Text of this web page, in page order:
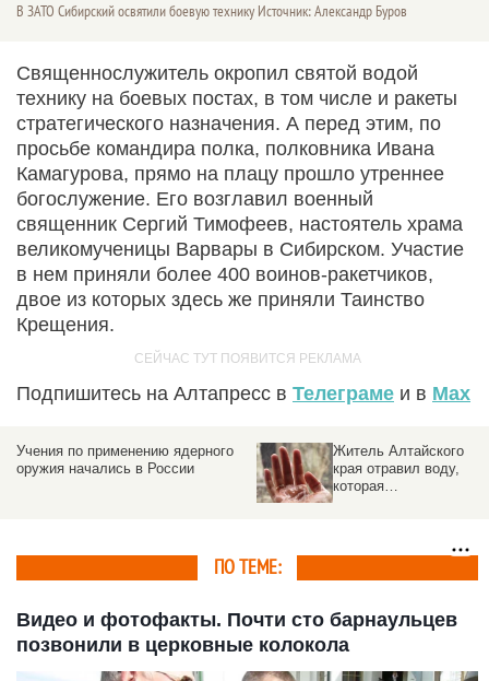
В ЗАТО Сибирский освятили боевую технику Источник: Александр Буров
Священнослужитель окропил святой водой
технику на боевых постах, в том числе и ракеты
стратегического назначения. А перед этим, по
просьбе командира полка, полковника Ивана
Камагурова, прямо на плацу прошло утреннее
богослужение. Его возглавил военный
священник Сергий Тимофеев, настоятель храма
великомученицы Варвары в Сибирском. Участие
в нем приняли более 400 воинов-ракетчиков,
двое из которых здесь же приняли Таинство
Крещения.
Подпишитесь на Алтапресс в Телеграме и в Max
Учения по применению ядерного
оружия начались в России
Житель Алтайского
края отравил воду,
которая
ПО ТЕМЕ:
Видео и фотофакты. Почти сто барнаульцев
позвонили в церковные колокола